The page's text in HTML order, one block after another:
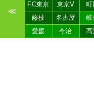
≪
FC東京
東京V 町
藤枝
名古屋 岐
愛媛
今治 高